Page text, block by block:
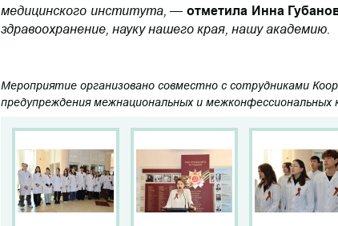
медицинского института,— отметила Инна
здравоохранение, науку нашего края, нашу академию.
Мероприятие организовано совместно с сотрудниками
предупреждения межнациональных и